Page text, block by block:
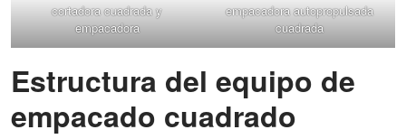
cortadora cuadrada y
empacadora
empacadora autopropulsada
cuadrada
Estructura del equipo de
empacado cuadrado